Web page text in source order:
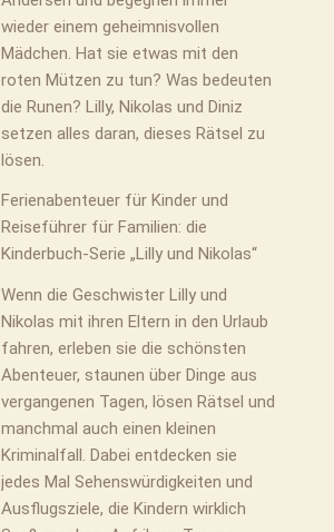
wieder einem geheimnisvollen
Mädchen. Hat sie etwas mit den
roten Mützen zu tun? Was bedeuten
die Runen? Lilly, Nikolas und Diniz
setzen alles daran, dieses Rätsel zu
lösen.
Ferienabenteuer für Kinder und
Reiseführer für Familien: die
Kinderbuch-Serie „Lilly und Nikolas“
Wenn die Geschwister Lilly und
Nikolas mit ihren Eltern in den Urlaub
fahren, erleben sie die schönsten
Abenteuer, staunen über Dinge aus
vergangenen Tagen, lösen Rätsel und
manchmal auch einen kleinen
Kriminalfall. Dabei entdecken sie
jedes Mal Sehenswürdigkeiten und
Ausflugsziele, die Kindern wirklich